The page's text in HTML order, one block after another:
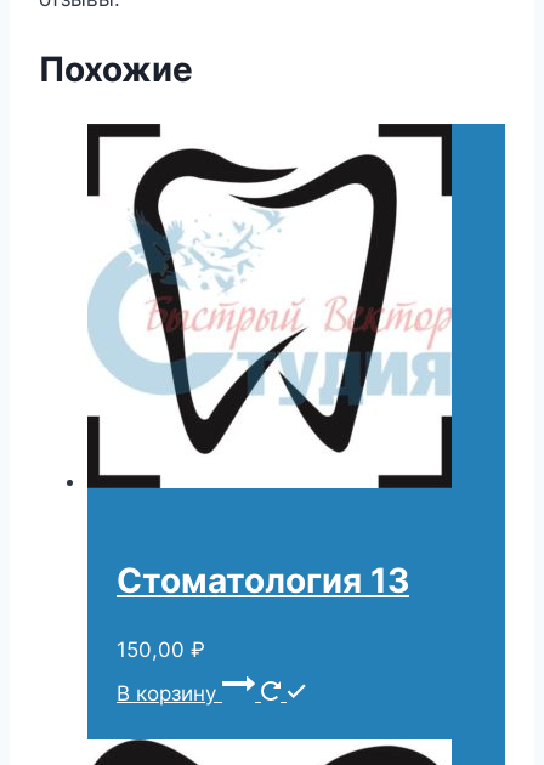
Похожие
Стоматология 13
150,00 ₽
В корзину